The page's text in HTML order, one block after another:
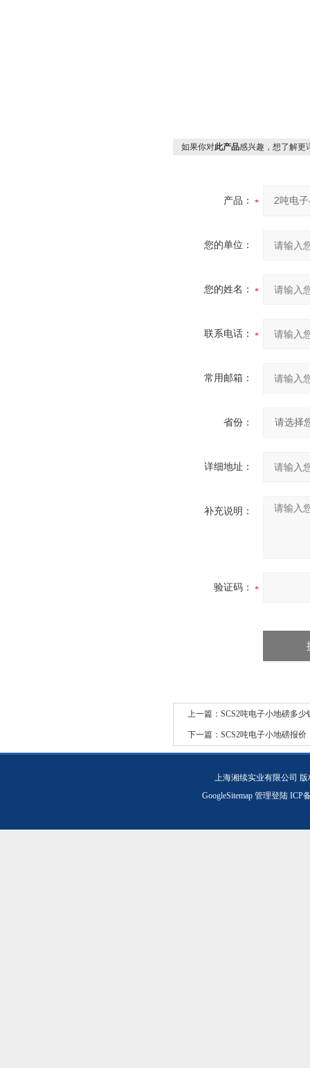
如果你对此产品感兴趣，想了解更
产品：
您的单位：
您的姓名：
联系电话：
常用邮箱：
省份：
详细地址：
补充说明：
验证码：
上一篇： SCS2吨电子小地磅多少
下一篇： SCS2吨电子小地磅报价
上海湘续实业有限公司
GoogleSitemap 管理登陆ICP